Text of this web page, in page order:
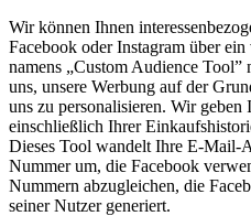
Wir können Ihnen
Facebook oder Instagram über
namens „Custom Audience
uns, unsere Werbung auf der
uns zu personalisieren. Wir geben
einschließlich Ihrer
Dieses Tool wandelt Ihre E-Mail-
Nummer um, die Facebook
Nummern abzugleichen, die
seiner Nutzer generiert.